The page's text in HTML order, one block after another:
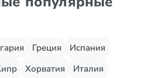
Греция
Испания
Хорватия
Италия